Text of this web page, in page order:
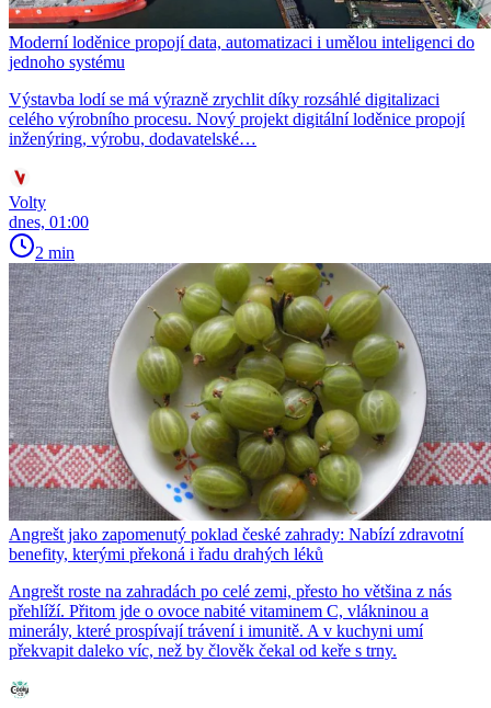
Moderní loděnice propojí data, automatizaci i umělou inteligenci do
jednoho systému
Výstavba lodí se má výrazně zrychlit díky rozsáhlé digitalizaci
celého výrobního procesu. Nový projekt digitální loděnice propojí
inženýring, výrobu, dodavatelské…
Volty
dnes, 01:00
2 min
Angrešt jako zapomenutý poklad české zahrady: Nabízí zdravotní
benefity, kterými překoná i řadu drahých léků
Angrešt roste na zahradách po celé zemi, přesto ho většina z nás
přehlíží. Přitom jde o ovoce nabité vitaminem C, vlákninou a
minerály, které prospívají trávení i imunitě. A v kuchyni umí
překvapit daleko víc, než by člověk čekal od keře s trny.